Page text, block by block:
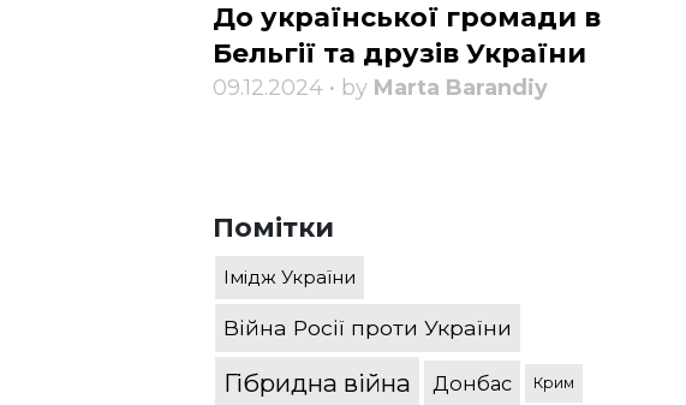
До української громади в
Бельгії та друзів України
09.12.2024 • by Marta Barandiy
Помітки
Імідж України
Війна Росії проти України
Гібридна війна Донбас Крим